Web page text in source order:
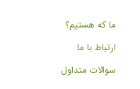
ما که هستیم؟
ارتباط با ما
سوالات متداول